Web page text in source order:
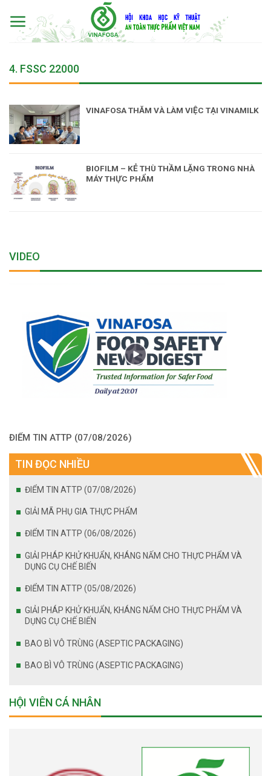
content
4. FSSC 22000
VINAFOSA THĂM VÀ LÀM VIỆC TẠI VINAMILK
BIOFILM – KẺ THÙ THẦM LẶNG TRONG NHÀ
MÁY THỰC PHẨM
VIDEO
ĐIỂM TIN ATTP (07/08/2026)
TIN ĐỌC NHIỀU
ĐIỂM TIN ATTP (07/08/2026)
GIẢI MÃ PHỤ GIA THỰC PHẨM
ĐIỂM TIN ATTP (06/08/2026)
GIẢI PHÁP KHỬ KHUẨN, KHÁNG NẤM CHO THỰC PHẨM VÀ
DỤNG CỤ CHẾ BIẾN
ĐIỂM TIN ATTP (05/08/2026)
GIẢI PHÁP KHỬ KHUẨN, KHÁNG NẤM CHO THỰC PHẨM VÀ
DỤNG CỤ CHẾ BIẾN
BAO BÌ VÔ TRÙNG (ASEPTIC PACKAGING)
BAO BÌ VÔ TRÙNG (ASEPTIC PACKAGING)
HỘI VIÊN CÁ NHÂN